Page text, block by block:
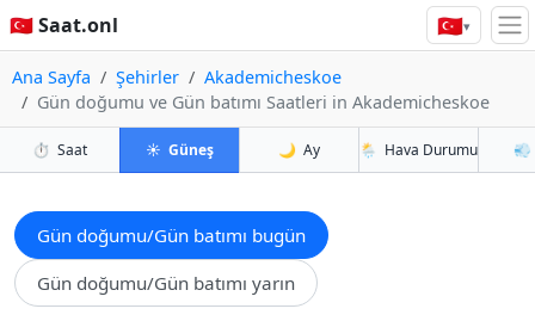
🇹🇷 Saat.onl 🇹🇷▾
Ana Sayfa Şehirler
Akademicheskoe
Gün doğumu ve Gün batımı Saatleri in Akademicheskoe
⏱️ Saat ☀️ Güneş 🌙 Ay 🌦️ Hava Durumu 💨
Gün doğumu/Gün batımı bugün
Gün doğumu/Gün batımı yarın